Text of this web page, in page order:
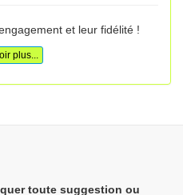
et leur fidélité !
plus...
toute suggestion ou